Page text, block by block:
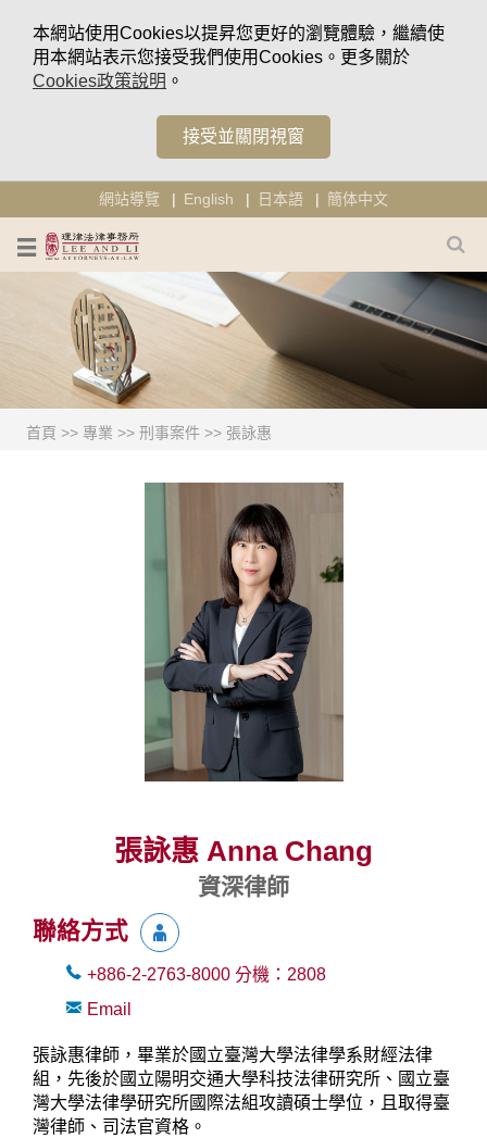
本網站使用Cookies以提昇您更好的瀏覽體驗，繼續使
用本網站表示您接受我們使用Cookies。更多關於
Cookies政策說明 。
接受並關閉視窗
網站導覽 English 日本語 簡体中文
首頁 >> 專業 >> 刑事案件 >> 張詠惠
張詠惠 Anna Chang
資深律師
聯絡方式
+886-2-2763-8000 分機： 2808
Email
張詠惠律師，畢業於國立臺灣大學法律學系財經法律
組，先後於國立陽明交通大學科技法律研究所、國立臺
灣大學法律學研究所國際法組攻讀碩士學位，且取得臺
灣律師、司法官資格。